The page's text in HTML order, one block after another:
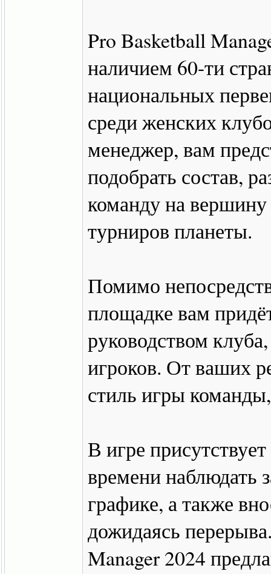
Pro Basketball
наличием 60-ти
национальных
среди женских
менеджер, вам
подобрать состав,
команду на
турниров планеты.
Помимо
площадке вам
руководством
игроков. От ваших
стиль игры
В игре
времени наблюдать
графике, а также
дожидаясь
Manager 2024